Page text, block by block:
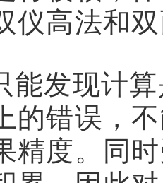
仪高法和
能发现计
的错误，
精度。同